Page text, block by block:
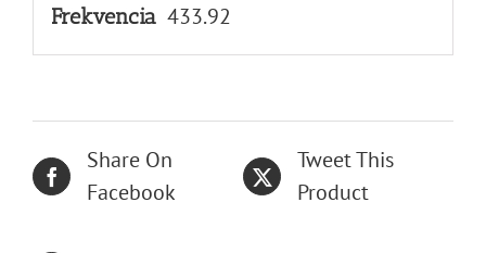
Frekvencia 433.92
Share On
Facebook
Tweet This
Product